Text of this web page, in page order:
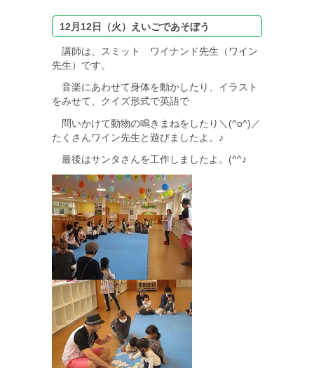
12月12日（火）えいごであそぼう
講師は、スミット ワイナンド先生（ワイン
先生）です。
音楽にあわせて身体を動かしたり、イラスト
をみせて、クイズ形式で英語で
問いかけて動物の鳴きまねをしたり＼(^o^)／
たくさんワイン先生と遊びましたよ。♪
最後はサンタさんを工作しましたよ。(^^♪